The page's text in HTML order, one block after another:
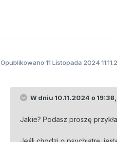
Opublikowano 11 Listopada 2024
W dniu 10.11.2024 o 19:38,
Jakie? Podasz proszę